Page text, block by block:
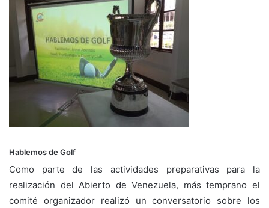
Hablemos de Golf
Como parte de las actividades preparativas para la
realización del Abierto de Venezuela, más temprano el
comité organizador realizó un conversatorio sobre los